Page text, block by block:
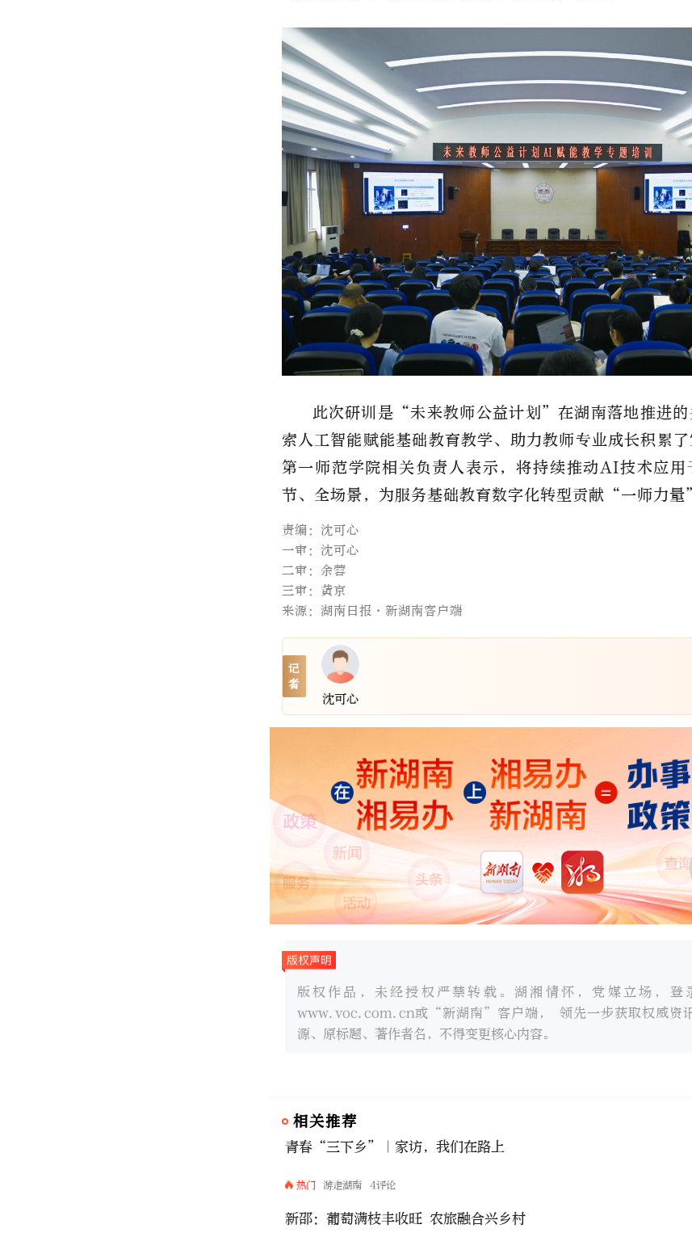
此次研训是“未来教师公益计划”在湖南落地推进的
索人工智能赋能基础教育教学、助力教师专业成长积累
第一师范学院相关负责人表示，将持续推动AI技术应用
节、全场景，为服务基础教育数字化转型贡献“一师力量
责编：沈可心
一审：沈可心
二审：余蓉
三审：黄京
来源：湖南日报·新湖南客户端
记
者
沈可心
版权作品，未经授权严禁转载。湖湘情怀，党媒立场，登
www.voc.com.cn或“新湖南”客户端， 领先一步获取权威资
源、原标题、著作者名，不得变更核心内容。
相关推荐
青春“三下乡”｜家访，我们在路上
热门 游走湖南 4评论
新邵：葡萄满枝丰收旺 农旅融合兴乡村